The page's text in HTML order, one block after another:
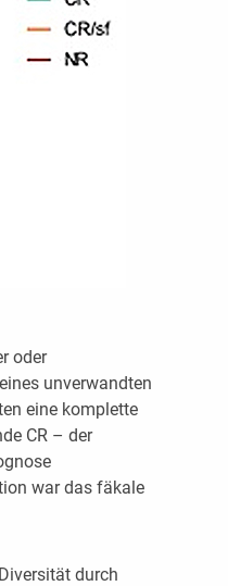
oder
unverwandten
eine komplette
CR – der
war das fäkale
durch